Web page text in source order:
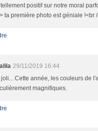
positif sur notre moral
ta première photo est géniale !<br
29/11/2019 16:44
joli... Cette année, les couleurs de
magnifiques.